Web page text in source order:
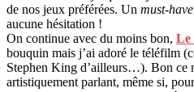
de nos jeux préférées. Un must-have
aucune hésitation !
On continue avec du moins bon, Le
bouquin mais j’ai adoré le téléfilm
Stephen King d’ailleurs…). Bon ce
artistiquement parlant, même si,